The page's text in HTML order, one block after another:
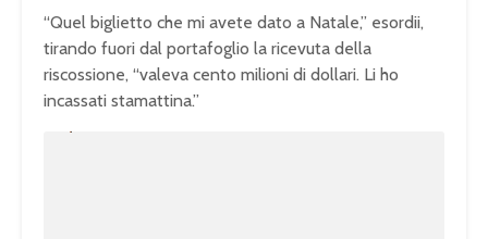
“Quel biglietto che mi avete dato a Natale,” esordii,
tirando fuori dal portafoglio la ricevuta della
riscossione, “valeva cento milioni di dollari. Li ho
incassati stamattina.”